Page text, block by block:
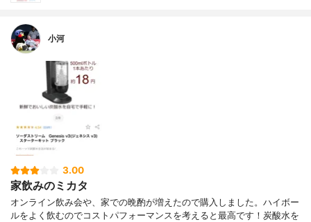
小河
3.00
家飲みのミカタ
オンライン飲み会や、家での晩酌が増えたので購入しました。ハイボー
ルをよく飲むのでコストパフォーマンスを考えると最高です！炭酸水を